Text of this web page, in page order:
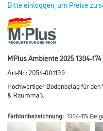
Bitte einloggen, um Preise zu
MPlus Ambiente 2025 1304-
Art-Nr.:2054-001199
Hochwertiger Bodenbelag für
& Raummaß.
Farbtonbezeichnung: 1304-174